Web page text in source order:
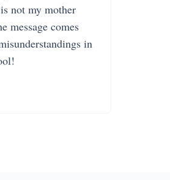
not my mother
message comes
in